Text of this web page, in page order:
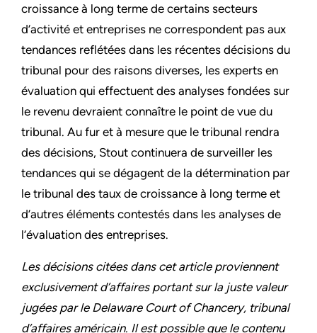
croissance à long terme de certains secteurs
d’activité et entreprises ne correspondent pas aux
tendances reflétées dans les récentes décisions du
tribunal pour des raisons diverses, les experts en
évaluation qui effectuent des analyses fondées sur
le revenu devraient connaître le point de vue du
tribunal. Au fur et à mesure que le tribunal rendra
des décisions, Stout continuera de surveiller les
tendances qui se dégagent de la détermination par
le tribunal des taux de croissance à long terme et
d’autres éléments contestés dans les analyses de
l’évaluation des entreprises.
Les décisions citées dans cet article proviennent
exclusivement d’affaires portant sur la juste valeur
jugées par le Delaware Court of Chancery, tribunal
d’affaires américain. Il est possible que le contenu